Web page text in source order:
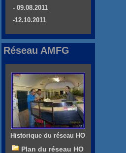
- 09.08.2011
-12.10.2011
Réseau AMFG
Historique du réseau HO
Plan du réseau HO